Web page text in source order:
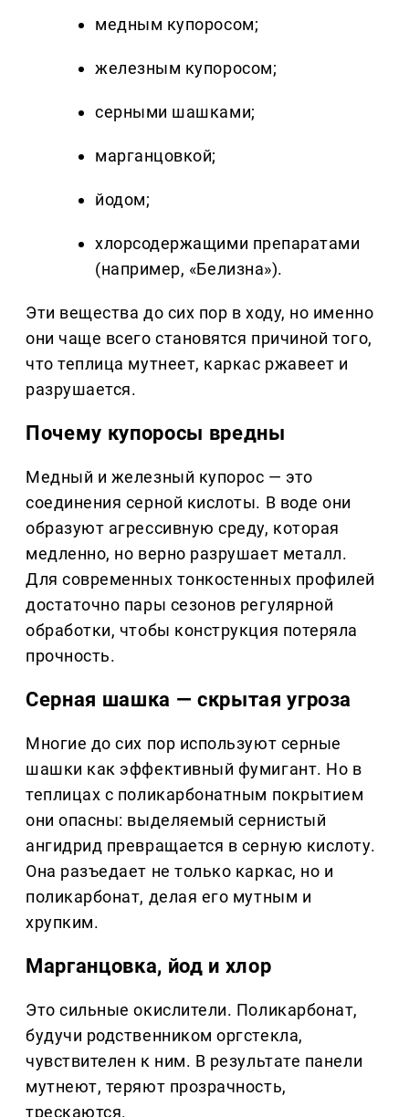
медным купоросом;
железным купоросом;
серными шашками;
марганцовкой;
йодом;
хлорсодержащими препаратами
(например, «Белизна»).
Эти вещества до сих пор в ходу, но именно
они чаще всего становятся причиной того,
что теплица мутнеет, каркас ржавеет и
разрушается.
Почему купоросы вредны
Медный и железный купорос — это
соединения серной кислоты. В воде они
образуют агрессивную среду, которая
медленно, но верно разрушает металл.
Для современных тонкостенных профилей
достаточно пары сезонов регулярной
обработки, чтобы конструкция потеряла
прочность.
Серная шашка — скрытая угроза
Многие до сих пор используют серные
шашки как эффективный фумигант. Но в
теплицах с поликарбонатным покрытием
они опасны: выделяемый сернистый
ангидрид превращается в серную кислоту.
Она разъедает не только каркас, но и
поликарбонат, делая его мутным и
хрупким.
Марганцовка, йод и хлор
Это сильные окислители. Поликарбонат,
будучи родственником оргстекла,
чувствителен к ним. В результате панели
мутнеют, теряют прозрачность,
трескаются.